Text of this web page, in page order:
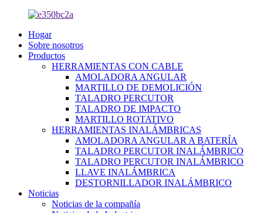
Hogar
Sobre nosotros
Productos
HERRAMIENTAS CON CABLE
AMOLADORA ANGULAR
MARTILLO DE DEMOLICIÓN
TALADRO PERCUTOR
TALADRO DE IMPACTO
MARTILLO ROTATIVO
HERRAMIENTAS INALÁMBRICAS
AMOLADORA ANGULAR A BATERÍA
TALADRO PERCUTOR INALÁMBRICO
TALADRO PERCUTOR INALÁMBRICO
LLAVE INALÁMBRICA
DESTORNILLADOR INALÁMBRICO
Noticias
Noticias de la compañía